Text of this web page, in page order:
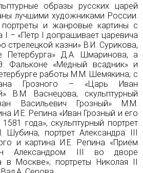
образы русских царей
лучшими художниками России.
и жанровые картины с
I – «Пётр I допрашивает царевича
стрелецкой казни» В.И. Сурикова,
Петербурга» Д.А. Шмаринова, а
Фальконе «Медный всадник» и
работы М.М. Шемякина; с
Грозного – «Царь Иван
В.М. Васнецова, скульптурный
Васильевич Грозный» М.М.
И.Е. Репина «Иван Грозный и его
года», скульптурный портрет
Шубина, портретАлександра III
и картина И.Е. Репина «Приём
Александром III во дворе
в Москве»; портреты Николая II